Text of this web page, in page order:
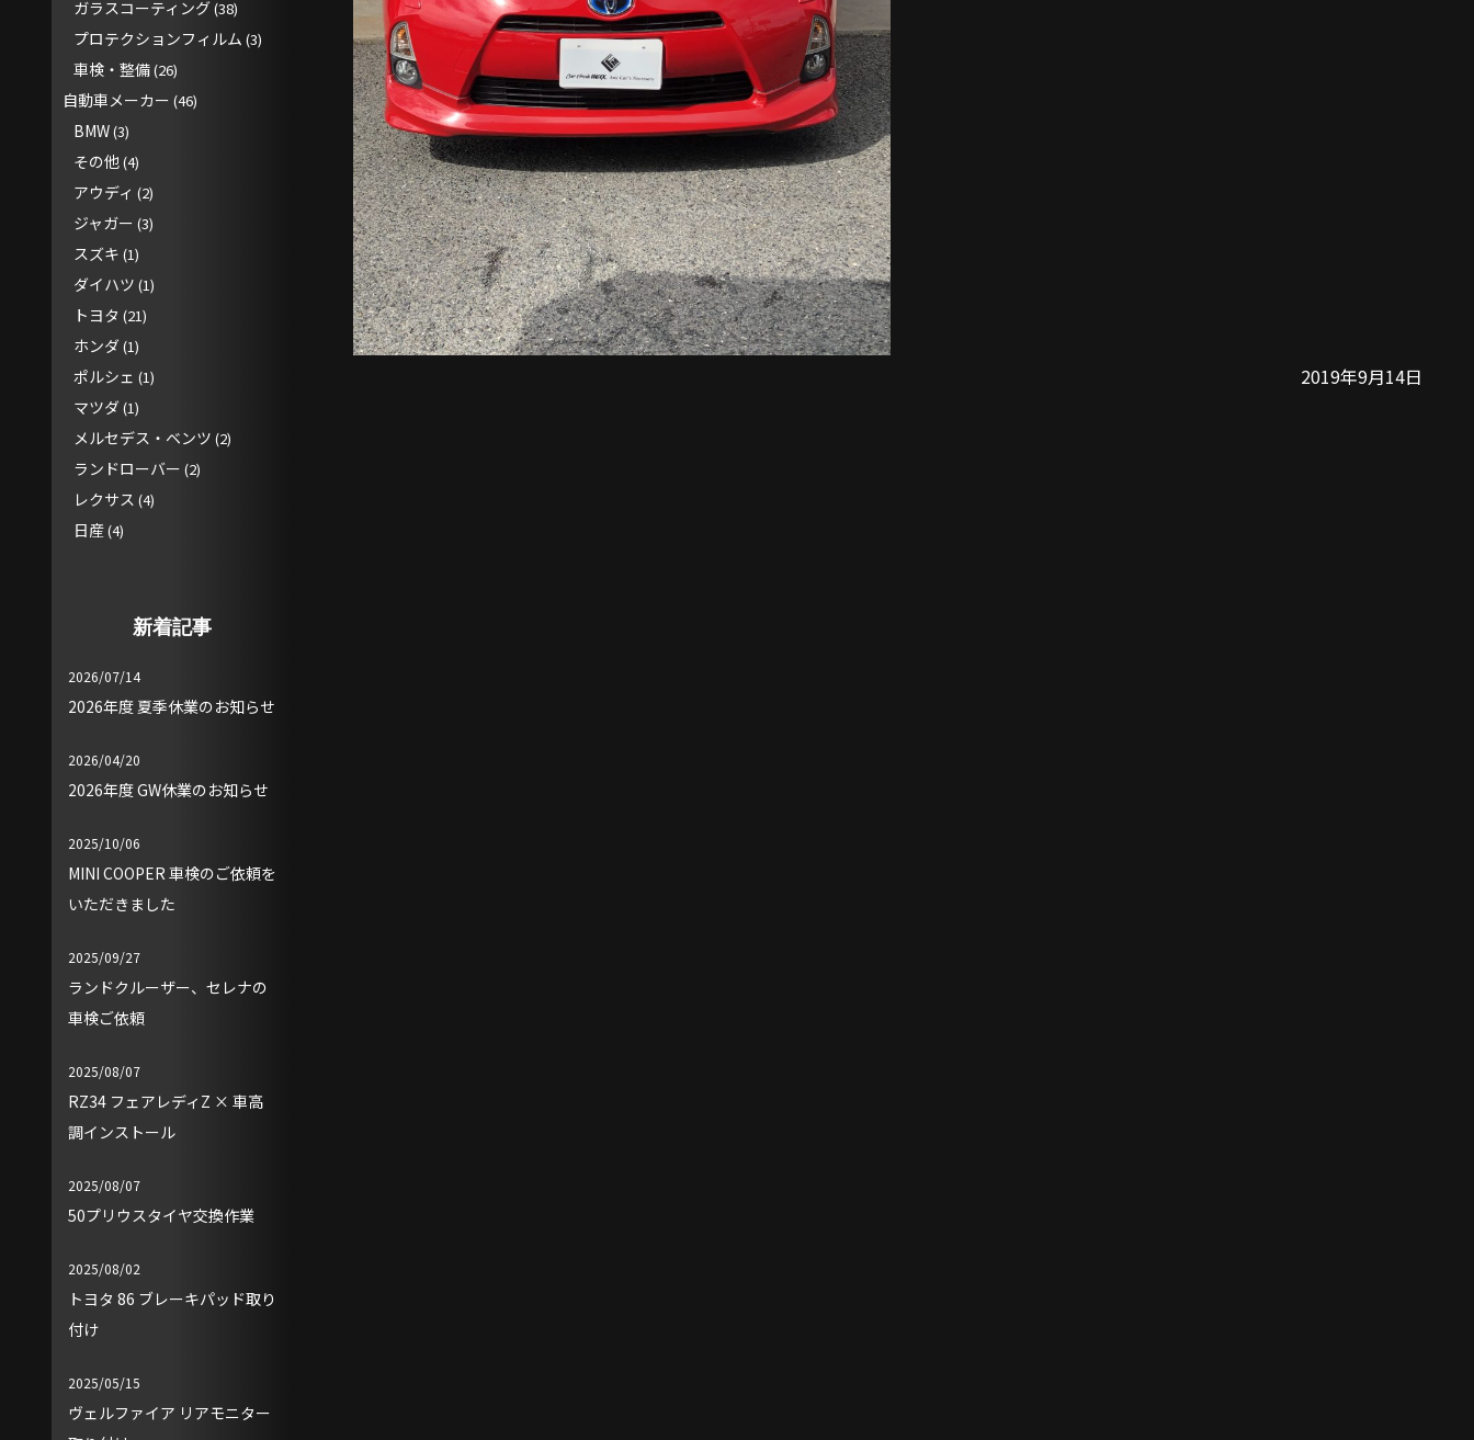
2019年9月14日
ガラスコーティング(38)
プロテクションフィルム (3)
車検・整備(26)
自動車メーカー (46)
BMW(3)
その他(4)
アウディ (2)
ジャガー (3)
スズキ (1)
ダイハツ (1)
トヨタ (21)
ホンダ (1)
ポルシェ (1)
マツダ (1)
メルセデス・ベンツ (2)
ランドローバー (2)
レクサス (4)
日産(4)
新着記事
2026/07/14
2026年度 夏季休業のお知らせ
2026/04/20
2026年度 GW休業のお知らせ
2025/10/06
MINI COOPER 車検のご依頼を
いただきました
2025/09/27
ランドクルーザー、セレナの
車検ご依頼
2025/08/07
RZ34 フェアレディZ × 車高
調インストール
2025/08/07
50プリウスタイヤ交換作業
2025/08/02
トヨタ 86 ブレーキパッド取り
付け
2025/05/15
ヴェルファイア リアモニター